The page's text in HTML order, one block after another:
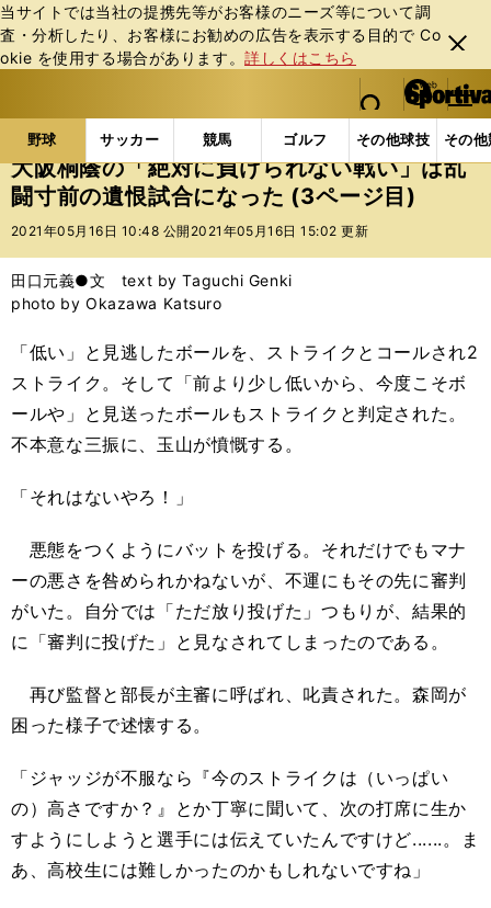
当サイトでは当社の提携先等がお客様のニーズ等について調
査・分析したり、お客様にお勧めの広告を表⽰する⽬的で Co
okie を使⽤する場合があります。詳しくはこちら
閉じ
る
web Sportiva (webスポルティーバ)
検索
マイペ
ー
ジ
メニュ
野球 サッカー 競馬 ゴルフ その他球技 その
b
ス
ポ
ル
バ
野球の記事一覧 高校野球他 大阪桐蔭の「絶対に負
大阪桐蔭の「絶対に負けられない戦い」は乱
闘寸前の遺恨試合になった (3ページ目)
2021年05月16日 10:48 公開 2021年05月16日 15:02 更新
田口元義●文 text by Taguchi Genki
photo by Okazawa Katsuro
「低い」と見逃したボールを、ストライクとコールされ2
ストライク。そして「前より少し低いから、今度こそボ
ールや」と見送ったボールもストライクと判定された。
不本意な三振に、玉山が憤慨する。
「それはないやろ！」
悪態をつくようにバットを投げる。それだけでもマナ
ーの悪さを咎められかねないが、不運にもその先に審判
がいた。自分では「ただ放り投げた」つもりが、結果的
に「審判に投げた」と見なされてしまったのである。
再び監督と部長が主審に呼ばれ、叱責された。森岡が
困った様子で述懐する。
「ジャッジが不服なら『今のストライクは（いっぱい
の）高さですか？』とか丁寧に聞いて、次の打席に生か
すようにしようと選手には伝えていたんですけど......。ま
あ、高校生には難しかったのかもしれないですね」